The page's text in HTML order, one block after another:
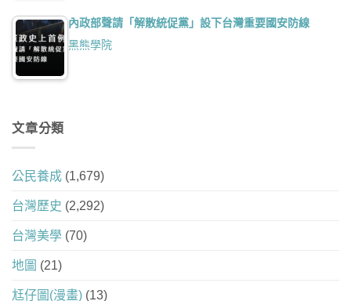
內政部聲請「解散統促黨」設下台灣重要國安防線
黑熊學院
文章分類
公民養成 (1,679)
台灣歷史 (2,292)
台灣美學 (70)
地圖 (21)
尪仔圖(漫畫) (13)